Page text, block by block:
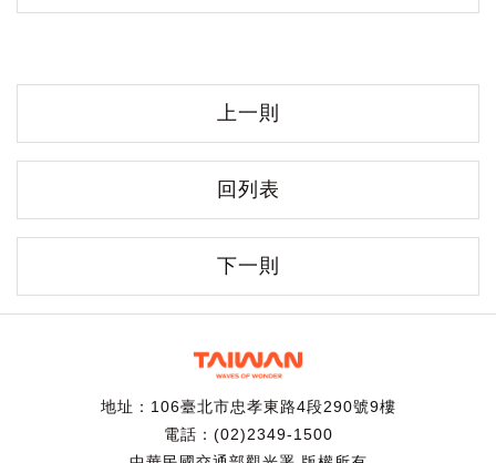
上一則
回列表
下一則
地址：106臺北市忠孝東路4段290號9樓
電話：(02)2349-1500